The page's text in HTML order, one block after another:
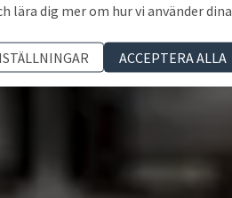
lära dig mer om hur vi använder dina
ACCEPTERA ALLA